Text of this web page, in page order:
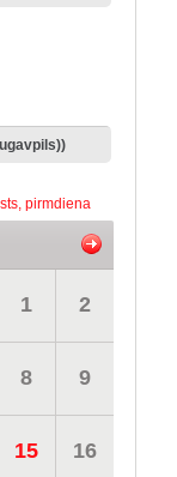
pirmdiena
1 2
8 9
15 16